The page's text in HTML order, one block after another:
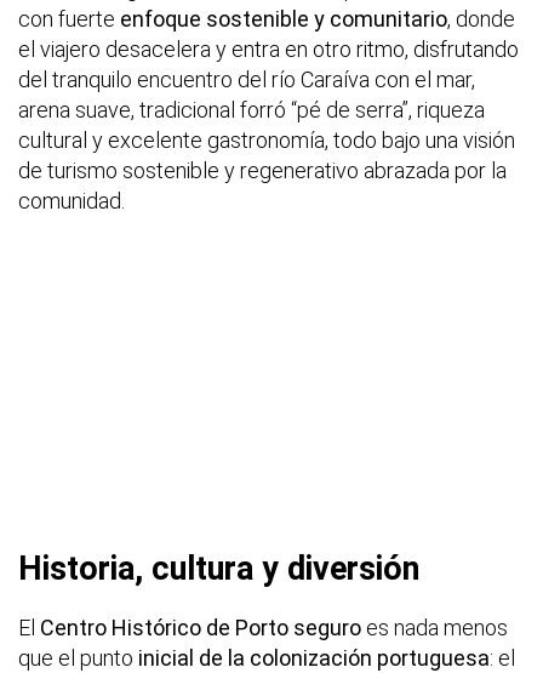
con fuerte enfoque sostenible y comunitario, donde
el viajero desacelera y entra en otro ritmo, disfrutando
del tranquilo encuentro del río Caraíva con el mar,
arena suave, tradicional forró “pé de serra”, riqueza
cultural y excelente gastronomía, todo bajo una visión
de turismo sostenible y regenerativo abrazada por la
comunidad.
Historia, cultura y diversión
El Centro Histórico de Porto seguro es nada menos
que el punto inicial de la colonización portuguesa: el